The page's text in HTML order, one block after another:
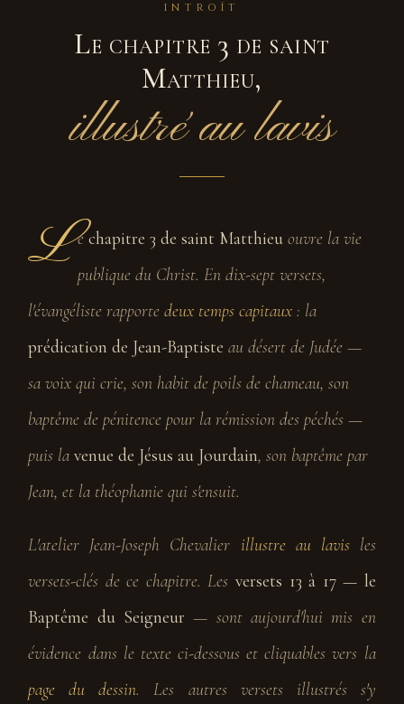
INTROÏT
Le chapitre 3 de saint
Matthieu,
illustré au lavis
Lechapitre 3 de saint Matthieu ouvre la vie
publique du Christ. En dix-sept versets,
l'évangéliste rapportedeux temps capitaux : la
prédication de Jean-Baptiste au désert de Judée —
sa voix qui crie, son habit de poils de chameau, son
baptême de pénitence pour la rémission des péchés —
puis lavenue de Jésus au Jourdain, son baptême par
Jean, et la théophanie qui s'ensuit.
L'atelier Jean-Joseph Chevalier illustre au lavisles
versets-clés de ce chapitre. Les versets 13 à 17 — le
Baptême du Seigneur — sont aujourd'hui mis en
évidence dans le texte ci-dessous et cliquables vers la
page du dessin. Les autres versets illustrés s'y